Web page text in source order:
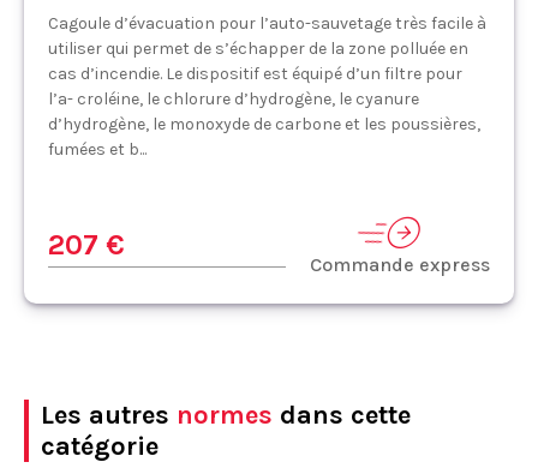
Cagoule d’évacuation pour l’auto-sauvetage très facile à
utiliser qui permet de s’échapper de la zone polluée en
cas d’incendie. Le dispositif est équipé d’un filtre pour
l’a- croléine, le chlorure d’hydrogène, le cyanure
d’hydrogène, le monoxyde de carbone et les poussières,
fumées et b...
207 €
Commande express
Les autres normes dans cette
catégorie